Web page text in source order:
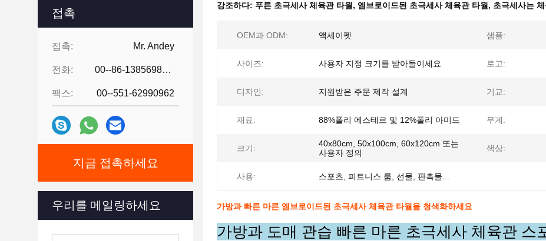
접촉
접촉: Mr. Andey
전화: 00--86-13856986218
팩스: 00--551-62990962
지금 접촉하세요
우리를 메일링하세요
강조하다: 푸른 초극세사 체육관 타월 , 엠브로이드된 초극세사 체육관 타월 , 초극세사는
OEM과 ODM: 액세이펫 샘플:
사이즈: 사용자 지정 크기를 받아들이세요 로고:
디자인: 지원받은 주문 제작 설계 기교:
재료: 88%폴리 에스테르 및 12%폴리 아미드 무게:
크기:
40x80cm, 50x100cm, 60x120cm 또는
사용자 정의
색상:
사용: 스포츠, 피트니스 룸, 선물, 판촉물...
가방과 빠른 마른 엠브로이드된 초극세사 체육관 타월을 청색화하세요
가방과 도매 관습 빠른 마른 초극세사 체육관 스